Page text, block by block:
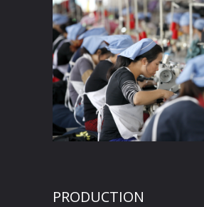
PRODUCTION